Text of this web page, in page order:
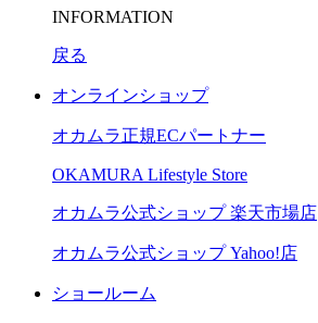
INFORMATION
戻る
オンラインショップ
オカムラ正規ECパートナー
OKAMURA Lifestyle Store
オカムラ公式ショップ 楽天市場店
オカムラ公式ショップ Yahoo!店
ショールーム